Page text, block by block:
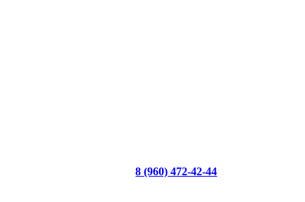
8 (960) 472-42-44